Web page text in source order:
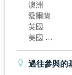
中國內地
香港
澳洲
愛爾蘭
英國
美國
巴巴多斯
維京群島
開曼群島
過往參與的